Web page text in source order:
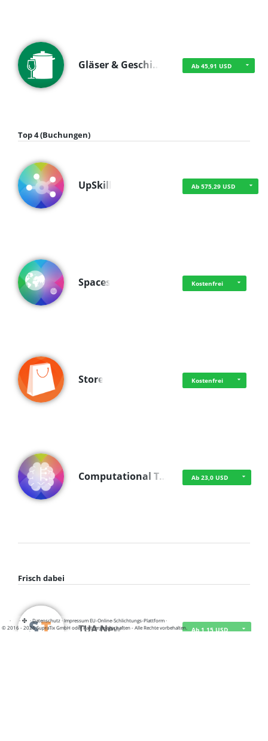
Gläser & Geschi… Ab 45,91 USD
Top 4 (Buchungen)
UpSkill Ab 575,29 USD
Spaces Kostenfrei
Store Kostenfrei
Computational T… Ab 23,0 USD
Frisch dabei
TUA News Ab 1,15 USD
· · ·Datenschutz·Impressum EU-Online-Schlichtungs-Plattform·
© 2016 - 2026 SupraTix GmbH oder Partnergesellschaften - Alle Rechte vorbehalten.